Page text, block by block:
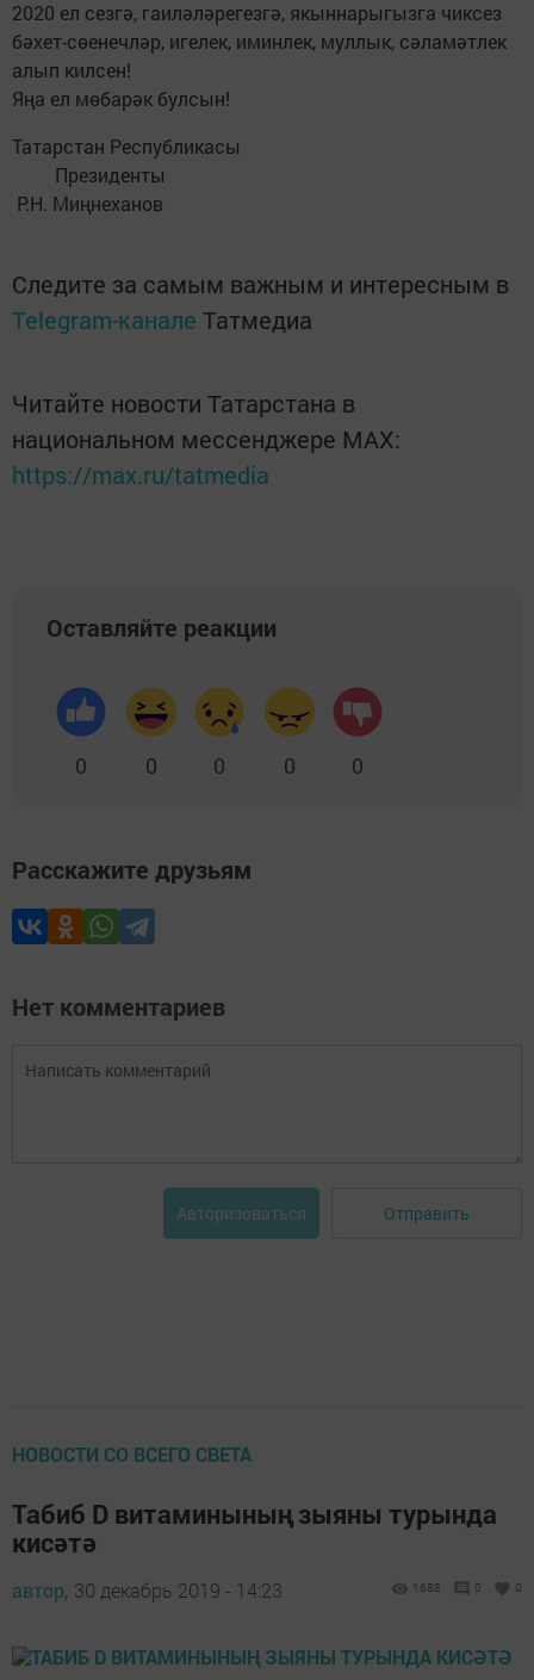
2020 ел сезгә, гаиләләрегезгә, якыннарыгызга чиксез
бәхет-сөенечләр, игелек, иминлек, муллык, сәламәтлек
алып килсен!
Яңа ел мөбарәк булсын!
Татарстан Республикасы
Президенты
Р.Н. Миңнеханов
Следите за самым важным и интересным в
Telegram-канале Татмедиа
Читайте новости Татарстана в
национальном мессенджере MАХ:
https://max.ru/tatmedia
Оставляйте реакции
0 0 0 0 0
Расскажите друзьям
Нет комментариев
Авторизоваться Отправить
НОВОСТИ СО ВСЕГО СВЕТА
Табиб D витаминының зыяны турында
кисәтә
автор, 30 декабрь 2019 - 14:23 1688 0 0